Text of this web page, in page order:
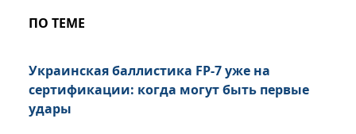
ПО ТЕМЕ
Украинская баллистика FP-7 уже на
сертификации: когда могут быть первые
удары